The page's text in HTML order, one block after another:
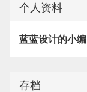
个人资料
蓝蓝设计的小编
存档